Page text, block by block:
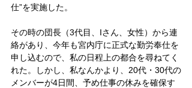
仕”を実施した。
その時の団長（3代目、Iさん、女性）から連
絡があり、今年も宮内庁に正式な勤労奉仕を
申し込むので、私の日程上の都合を尋ねてく
れた。しかし、私なんかより、20代・30代の
メンバーが4日間、予め仕事の休みを確保す